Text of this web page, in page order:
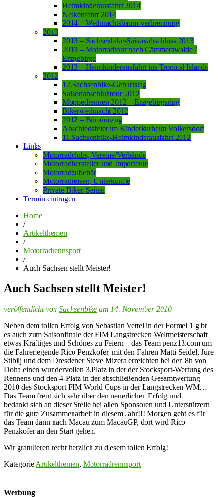
Heimkinderausfahrt 2014
Nelkenfahrt 2014
2014 – Weihnachtsbaum-verbrennung
2013
2013 – Sachsenbike-Saisonabschluss 2013
2013 – Motorradtour nach Cämmerswalde /
Erzgebirge
2013 – Heimkinderausfahrt ins Tropical Islands
2012
12.Sachsenbike-Geburtstag
Saisonabschlußtour 2012
Moppedrennen 2012 – Erzgebirgsring
Bikerweihnacht 2012
2012 – Büroumzug
Abschiedsfeier im Kinderkurheim Volkersdorf
11.Sachsenbike-Heimkinderausfahrt 2012
Links
Motorradclubs, Vereine/Verbände
Motorradhersteller und Importeure
Motorradzubehör
Motorradreisen, Unterkünfte
Private Biker-Seiten
Termin eintragen
Home
/
Artikelthemen
/
Motorradrennsport
/
Auch Sachsen stellt Meister!
Auch Sachsen stellt Meister!
veröffentlicht von Sachsenbike am 14. November 2010
Neben dem tollen Erfolg von Sebastian Vettel in der Formel 1 gibt
es auch zum Saisonfinale der FIM Langstrecken Weltmeisterschaft
etwas Kräftiges und Schönes zu Feiern – das Team penz13.com um
die Fahrerlegende Rico Penzkofer, mit den Fahren Matti Seidel, Jure
Stibilj und dem Dresdener Steve Mizera erreichten bei den 8h von
Doha einen wundervollen 3.Platz in der der Stocksport-Wertung des
Rennens und den 4-Platz in der abschließenden Gesamtwertung
2010 des Stocksport FIM World Cups in der Langstrecken WM…
Das Team freut sich sehr über den neuerlichen Erfolg und
bedankt sich an dieser Stelle bei allen Sponsoren und Unterstützern
für die gute Zusammenarbeit in diesem Jahr!!! Morgen geht es für
das Team dann nach Macau zum MacauGP, dort wird Rico
Penzkofer an den Start gehen.
Wir gratulieren recht herzlich zu diesem tollen Erfolg!
Kategorie Artikelthemen, Motorradrennsport
Werbung